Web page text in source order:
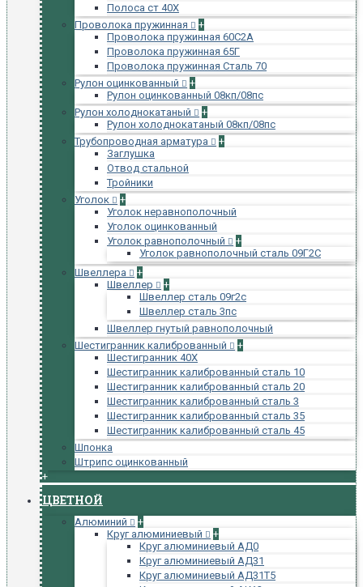
Полоса ст 40Х
Проволока пружинная
+
Проволока пружинная 60С2А
Проволока пружинная 65Г
Проволока пружинная Сталь 70
Рулон оцинкованный
+
Рулон оцинкованный 08кп/08пс
Рулон холоднокатаный
+
Рулон холоднокатаный 08кп/08пс
Трубопроводная арматура
+
Заглушка
Отвод стальной
Тройники
Уголок
+
Уголок неравнополочный
Уголок оцинкованный
Уголок равнополочный
+
Уголок равнополочный сталь 09Г2С
Швеллера
+
Швеллер
+
Швеллер сталь 09г2с
Швеллер сталь 3пс
Швеллер гнутый равнополочный
Шестигранник калиброванный
+
Шестигранник 40Х
Шестигранник калиброванный сталь 10
Шестигранник калиброванный сталь 20
Шестигранник калиброванный сталь 3
Шестигранник калиброванный сталь 35
Шестигранник калиброванный сталь 45
Шпонка
Штрипс оцинкованный
+
ЦВЕТНОЙ
Алюминий
+
Круг алюминиевый
+
Круг алюминиевый АД0
Круг алюминиевый АД31
Круг алюминиевый АД31Т5